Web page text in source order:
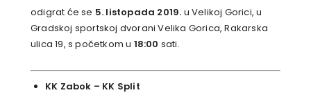
odigrat će se 5. listopada 2019. u Velikoj Gorici, u
Gradskoj sportskoj dvorani Velika Gorica, Rakarska
ulica 19, s početkom u 18:00 sati.
KK Zabok – KK Split